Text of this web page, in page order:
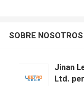
SOBRE NOSOTROS
Jinan
Ltd.